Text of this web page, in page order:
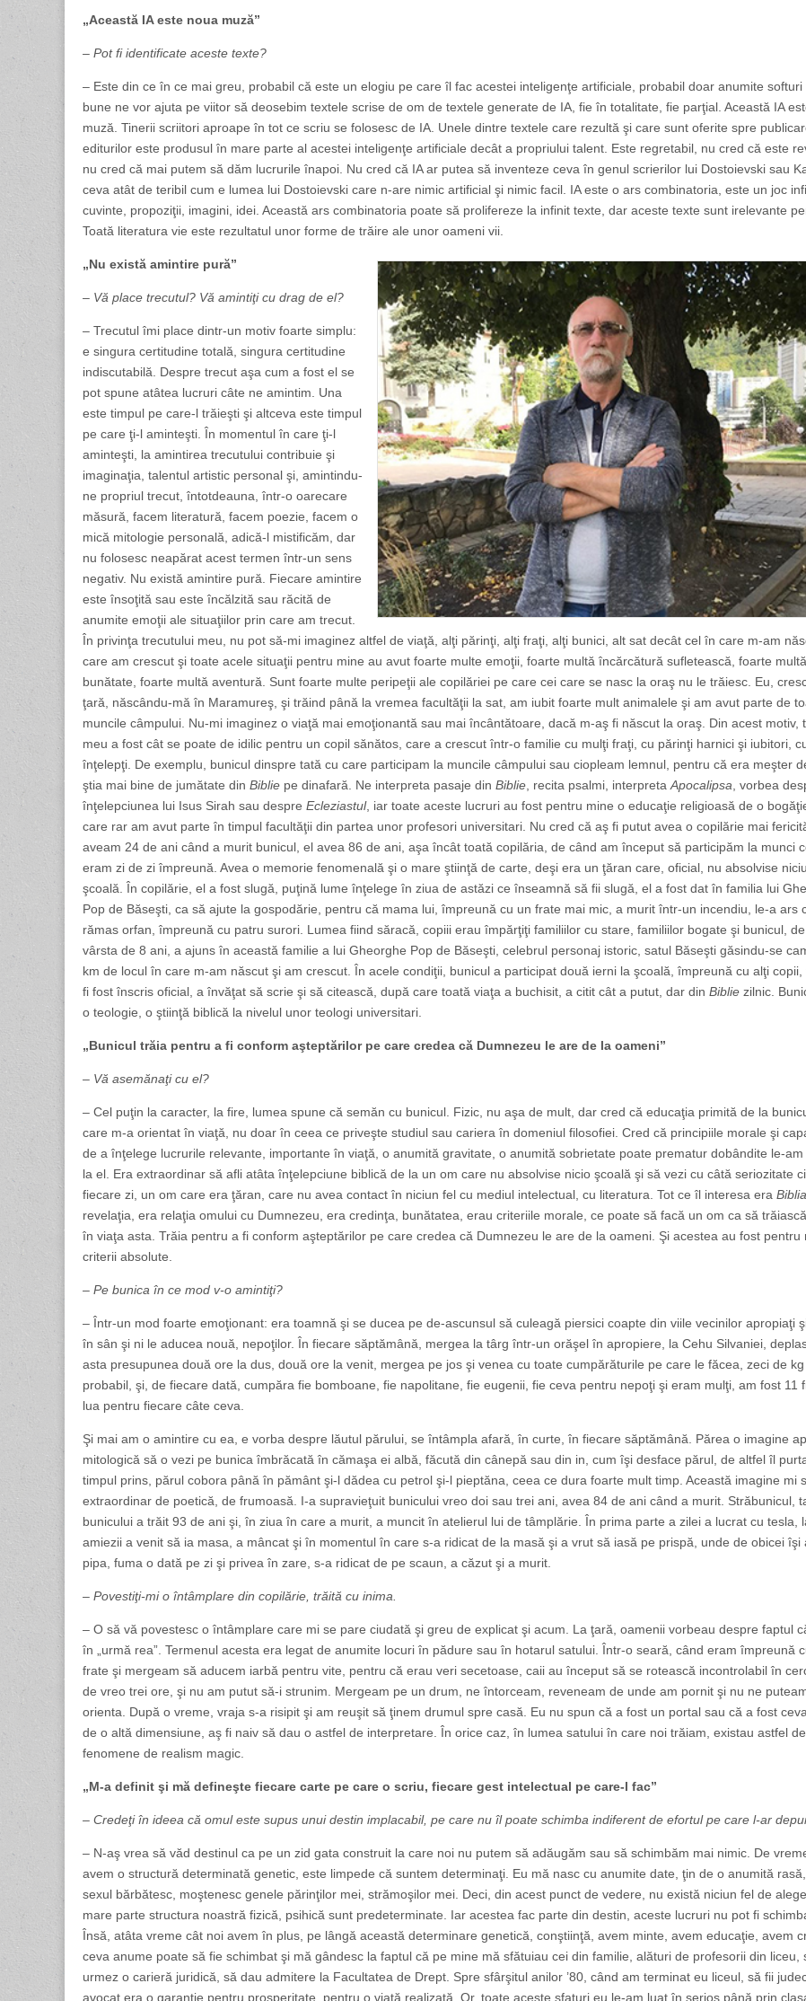
„Această IA este noua muză”
– Pot fi identificate aceste texte?
– Este din ce în ce mai greu, probabil că este un elogiu pe care îl fac acestei inteligenţe artificiale, probabil doar anumite softuri
bune ne vor ajuta pe viitor să deosebim textele scrise de om de textele generate de IA, fie în totalitate, fie parţial. Această IA
muză. Tinerii scriitori aproape în tot ce scriu se folosesc de IA. Unele dintre textele care rezultă şi care sunt oferite spre
editurilor este produsul în mare parte al acestei inteligenţe artificiale decât a propriului talent. Este regretabil, nu cred că este
nu cred că mai putem să dăm lucrurile înapoi. Nu cred că IA ar putea să inventeze ceva în genul scrierilor lui Dostoievski sau
ceva atât de teribil cum e lumea lui Dostoievski care n-are nimic artificial şi nimic facil. IA este o ars combinatoria, este un joc
cuvinte, propoziţii, imagini, idei. Această ars combinatoria poate să prolifereze la infinit texte, dar aceste texte sunt irelevante
Toată literatura vie este rezultatul unor forme de trăire ale unor oameni vii.
„Nu există amintire pură”
– Vă place trecutul? Vă amintiţi cu drag de el?
– Trecutul îmi place dintr-un motiv foarte simplu:
e singura certitudine totală, singura certitudine
indiscutabilă. Despre trecut aşa cum a fost el se
pot spune atâtea lucruri câte ne amintim. Una
este timpul pe care-l trăieşti şi altceva este timpul
pe care ţi-l aminteşti. În momentul în care ţi-l
aminteşti, la amintirea trecutului contribuie şi
imaginaţia, talentul artistic personal şi, amintindu-
ne propriul trecut, întotdeauna, într-o oarecare
măsură, facem literatură, facem poezie, facem o
mică mitologie personală, adică-l mistificăm, dar
nu folosesc neapărat acest termen într-un sens
negativ. Nu există amintire pură. Fiecare amintire
este însoţită sau este încălzită sau răcită de
anumite emoţii ale situaţiilor prin care am trecut.
În privinţa trecutului meu, nu pot să-mi imaginez altfel de viaţă, alţi părinţi, alţi fraţi, alţi bunici, alt sat decât cel în care m-am
care am crescut şi toate acele situaţii pentru mine au avut foarte multe emoţii, foarte multă încărcătură sufletească, foarte multă
bunătate, foarte multă aventură. Sunt foarte multe peripeţii ale copilăriei pe care cei care se nasc la oraş nu le trăiesc. Eu,
ţară, născându-mă în Maramureş, şi trăind până la vremea facultăţii la sat, am iubit foarte mult animalele şi am avut parte de
muncile câmpului. Nu-mi imaginez o viaţă mai emoţionantă sau mai încântătoare, dacă m-aş fi născut la oraş. Din acest motiv,
meu a fost cât se poate de idilic pentru un copil sănătos, care a crescut într-o familie cu mulţi fraţi, cu părinţi harnici şi iubitori,
înţelepţi. De exemplu, bunicul dinspre tată cu care participam la muncile câmpului sau ciopleam lemnul, pentru că era meşter
ştia mai bine de jumătate din Biblie pe dinafară. Ne interpreta pasaje din Biblie , recita psalmi, interpreta Apocalipsa , vorbea
înţelepciunea lui Isus Sirah sau despre Ecleziastul, iar toate aceste lucruri au fost pentru mine o educaţie religioasă de o
care rar am avut parte în timpul facultăţii din partea unor profesori universitari. Nu cred că aş fi putut avea o copilărie mai
aveam 24 de ani când a murit bunicul, el avea 86 de ani, aşa încât toată copilăria, de când am început să participăm la munci
eram zi de zi împreună. Avea o memorie fenomenală şi o mare ştiinţă de carte, deşi era un ţăran care, oficial, nu absolvise
şcoală. În copilărie, el a fost slugă, puţină lume înţelege în ziua de astăzi ce înseamnă să fii slugă, el a fost dat în familia lui
Pop de Băseşti, ca să ajute la gospodărie, pentru că mama lui, împreună cu un frate mai mic, a murit într-un incendiu, le-a ars
rămas orfan, împreună cu patru surori. Lumea fiind săracă, copiii erau împărţiţi familiilor cu stare, familiilor bogate şi bunicul,
vârsta de 8 ani, a ajuns în această familie a lui Gheorghe Pop de Băseşti, celebrul personaj istoric, satul Băseşti găsindu-se
km de locul în care m-am născut şi am crescut. În acele condiţii, bunicul a participat două ierni la şcoală, împreună cu alţi copii,
fi fost înscris oficial, a învăţat să scrie şi să citească, după care toată viaţa a buchisit, a citit cât a putut, dar din Biblie zilnic.
o teologie, o ştiinţă biblică la nivelul unor teologi universitari.
„Bunicul trăia pentru a fi conform aşteptărilor pe care credea că Dumnezeu le are de la oameni”
– Vă asemănaţi cu el?
– Cel puţin la caracter, la fire, lumea spune că semăn cu bunicul. Fizic, nu aşa de mult, dar cred că educaţia primită de la
care m-a orientat în viaţă, nu doar în ceea ce priveşte studiul sau cariera în domeniul filosofiei. Cred că principiile morale şi
de a înţelege lucrurile relevante, importante în viaţă, o anumită gravitate, o anumită sobrietate poate prematur dobândite le-am
la el. Era extraordinar să afli atâta înţelepciune biblică de la un om care nu absolvise nicio şcoală şi să vezi cu câtă seriozitate
fiecare zi, un om care era ţăran, care nu avea contact în niciun fel cu mediul intelectual, cu literatura. Tot ce îl interesa era Biblia
revelaţia, era relaţia omului cu Dumnezeu, era credinţa, bunătatea, erau criteriile morale, ce poate să facă un om ca să
în viaţa asta. Trăia pentru a fi conform aşteptărilor pe care credea că Dumnezeu le are de la oameni. Şi acestea au fost pentru
criterii absolute.
– Pe bunica în ce mod v-o amintiţi?
– Într-un mod foarte emoţionant: era toamnă şi se ducea pe de-ascunsul să culeagă piersici coapte din viile vecinilor apropiaţi
în sân şi ni le aducea nouă, nepoţilor. În fiecare săptămână, mergea la târg într-un orăşel în apropiere, la Cehu Silvaniei,
asta presupunea două ore la dus, două ore la venit, mergea pe jos şi venea cu toate cumpărăturile pe care le făcea, zeci de kg
probabil, şi, de fiecare dată, cumpăra fie bomboane, fie napolitane, fie eugenii, fie ceva pentru nepoţi şi eram mulţi, am fost 11
lua pentru fiecare câte ceva.
Şi mai am o amintire cu ea, e vorba despre lăutul părului, se întâmpla afară, în curte, în fiecare săptămână. Părea o imagine
mitologică să o vezi pe bunica îmbrăcată în cămaşa ei albă, făcută din cânepă sau din in, cum îşi desface părul, de altfel îl
timpul prins, părul cobora până în pământ şi-l dădea cu petrol şi-l pieptăna, ceea ce dura foarte mult timp. Această imagine mi
extraordinar de poetică, de frumoasă. I-a supravieţuit bunicului vreo doi sau trei ani, avea 84 de ani când a murit. Străbunicul,
bunicului a trăit 93 de ani şi, în ziua în care a murit, a muncit în atelierul lui de tâmplărie. În prima parte a zilei a lucrat cu tesla,
amiezii a venit să ia masa, a mâncat şi în momentul în care s-a ridicat de la masă şi a vrut să iasă pe prispă, unde de obicei îşi
pipa, fuma o dată pe zi şi privea în zare, s-a ridicat de pe scaun, a căzut şi a murit.
– Povestiţi-mi o întâmplare din copilărie, trăită cu inima.
– O să vă povestesc o întâmplare care mi se pare ciudată şi greu de explicat şi acum. La ţară, oamenii vorbeau despre faptul
în „urmă rea”. Termenul acesta era legat de anumite locuri în pădure sau în hotarul satului. Într-o seară, când eram împreună
frate şi mergeam să aducem iarbă pentru vite, pentru că erau veri secetoase, caii au început să se rotească incontrolabil în
de vreo trei ore, şi nu am putut să-i strunim. Mergeam pe un drum, ne întorceam, reveneam de unde am pornit şi nu ne
orienta. După o vreme, vraja s-a risipit şi am reuşit să ţinem drumul spre casă. Eu nu spun că a fost un portal sau că a fost
de o altă dimensiune, aş fi naiv să dau o astfel de interpretare. În orice caz, în lumea satului în care noi trăiam, existau astfel de
fenomene de realism magic.
„M-a definit şi mă defineşte fiecare carte pe care o scriu, fiecare gest intelectual pe care-l fac”
– Credeţi în ideea că omul este supus unui destin implacabil, pe care nu îl poate schimba indiferent de efortul pe care l-ar
– N-aş vrea să văd destinul ca pe un zid gata construit la care noi nu putem să adăugăm sau să schimbăm mai nimic. De
avem o structură determinată genetic, este limpede că suntem determinaţi. Eu mă nasc cu anumite date, ţin de o anumită
sexul bărbătesc, moştenesc genele părinţilor mei, strămoşilor mei. Deci, din acest punct de vedere, nu există niciun fel de
mare parte structura noastră fizică, psihică sunt predeterminate. Iar acestea fac parte din destin, aceste lucruri nu pot fi
Însă, atâta vreme cât noi avem în plus, pe lângă această determinare genetică, conştiinţă, avem minte, avem educaţie, avem
ceva anume poate să fie schimbat şi mă gândesc la faptul că pe mine mă sfătuiau cei din familie, alături de profesorii din liceu,
urmez o carieră juridică, să dau admitere la Facultatea de Drept. Spre sfârşitul anilor ’80, când am terminat eu liceul, să fii
avocat era o garanţie pentru prosperitate, pentru o viaţă realizată. Or, toate aceste sfaturi eu le-am luat în serios până prin